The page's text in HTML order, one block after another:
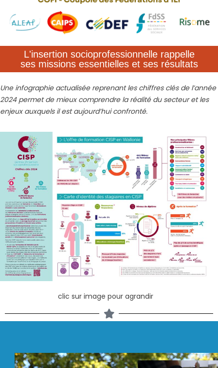
L'insertion socioprofessionnelle rappelle
ses missions essentielles et ses résultats
Une infographie actualisée reprenant les chiffres clés de l’année
2024 permet de mieux comprendre la réalité du secteur et les
enjeux auxquels il est aujourd’hui confronté.
clic sur image pour agrandir